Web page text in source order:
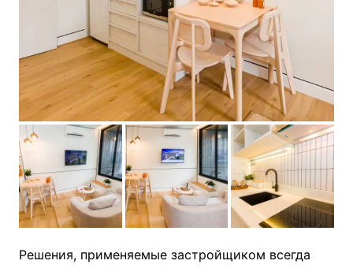
Решения, применяемые застройщиком всегда